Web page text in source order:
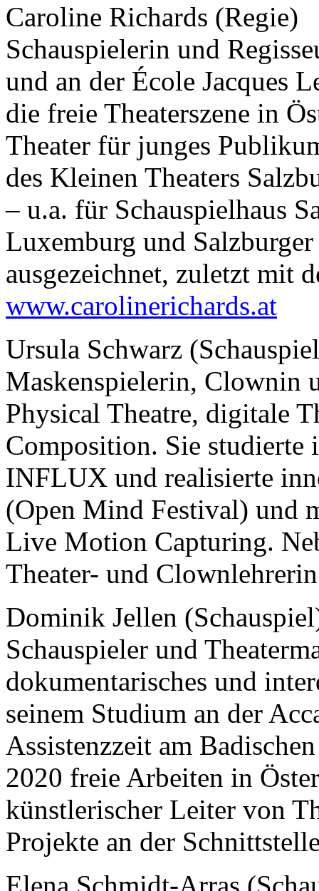
Caroline Richards (Regie)
Schauspielerin und
und an der École Jacques
die freie Theaterszene in
Theater für junges
des Kleinen Theaters
– u.a. für Schauspielhaus
Luxemburg und
ausgezeichnet, zuletzt mit
www.carolinerichards.at
Ursula Schwarz
Maskenspielerin, Clownin
Physical Theatre, digitale
Composition. Sie studierte
INFLUX und realisierte
(Open Mind Festival) und
Live Motion Capturing.
Theater- und
Dominik Jellen
Schauspieler und
dokumentarisches und
seinem Studium an der
Assistenzzeit am
2020 freie Arbeiten in
künstlerischer Leiter von
Projekte an der
Elena Schmidt-Arras